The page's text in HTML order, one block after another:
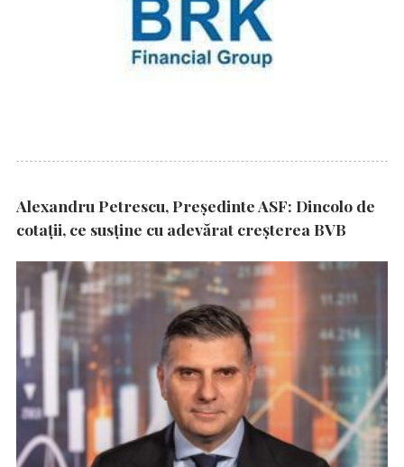
Alexandru Petrescu, Președinte ASF: Dincolo de
cotații, ce susține cu adevărat creșterea BVB